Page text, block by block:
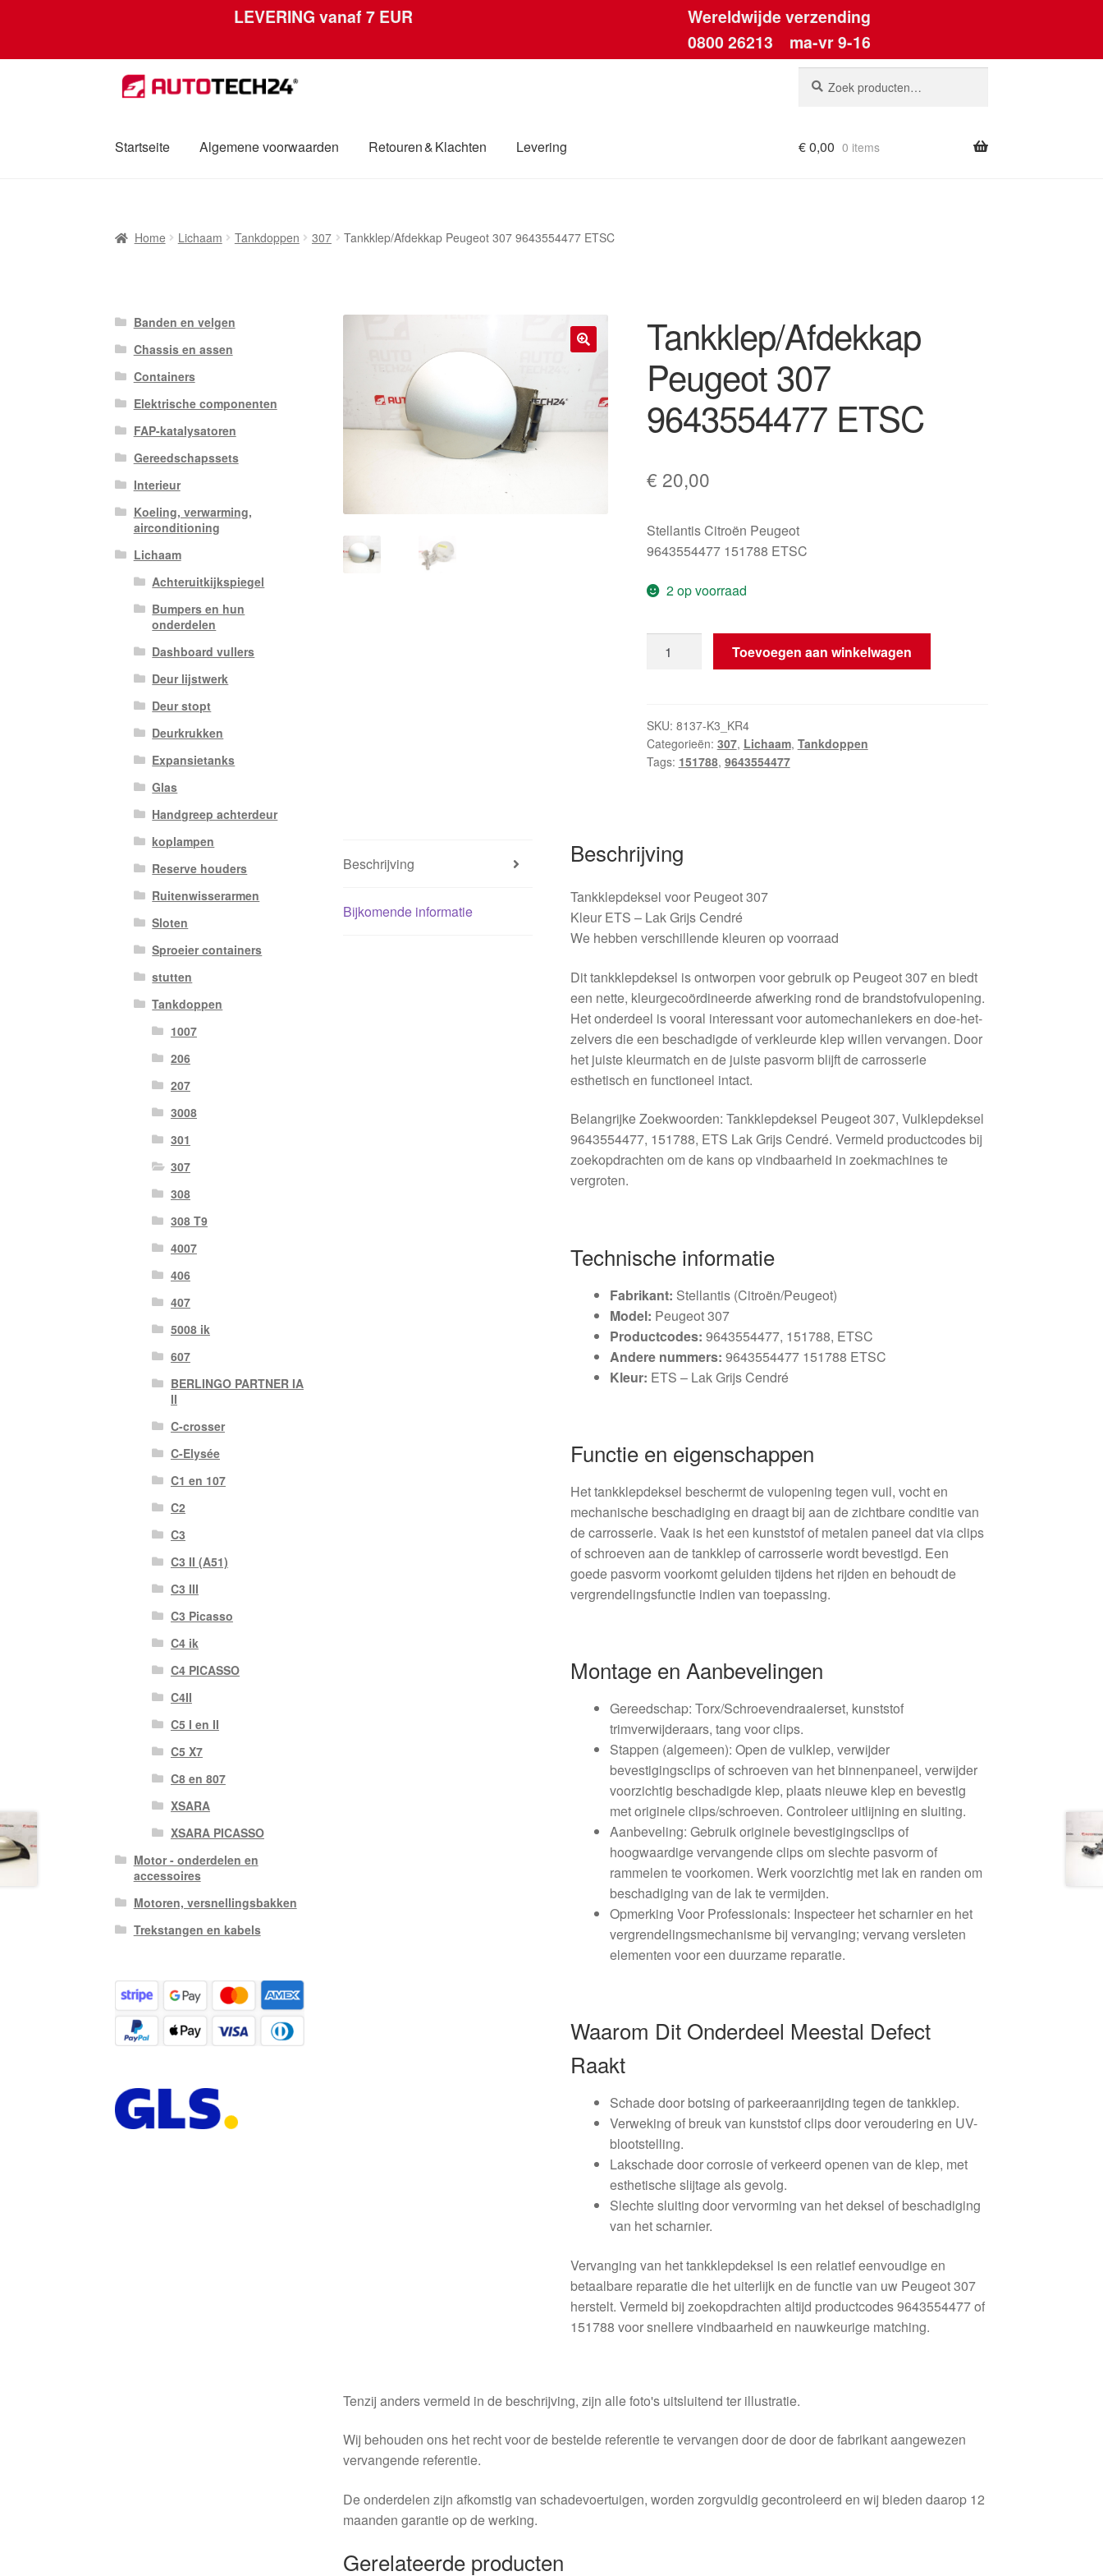
LEVERING vanaf 7 EUR
Wereldwijde verzending
0800 26213 ma-vr 9-16
Skip
to
Skip
to
naar:
Startseite Algemene voorwaarden Retouren & Klachten Levering
Mijn accountOver onsPrivacybeleidWereldwijde verzendingWinkelwagen
€0,00 0 items
Home Lichaam Tankdoppen 307 Tankklep/Afdekkap Peugeot 307 9643554477 ETSC
Tankklep/Afdekkap
Peugeot 307
9643554477 ETSC
€ 20,00
Stellantis Citroën Peugeot
9643554477 151788 ETSC
2 op voorraad
Tankklep/Afdekkap
Peugeot
ETSC
aantal
Toevoegen aan winkelwagen
SKU: 8137-K3_KR4
Categorieën: 307, Lichaam, Tankdoppen
Tags: 151788, 9643554477
Beschrijving
Bijkomende informatie
Beschrijving
Tankklepdeksel voor Peugeot 307
Kleur ETS – Lak Grijs Cendré
We hebben verschillende kleuren op voorraad
Dit tankklepdeksel is ontworpen voor gebruik op Peugeot 307 en biedt
een nette, kleurgecoördineerde afwerking rond de brandstofvulopening.
Het onderdeel is vooral interessant voor automechaniekers en doe-het-
zelvers die een beschadigde of verkleurde klep willen vervangen. Door
het juiste kleurmatch en de juiste pasvorm blijft de carrosserie
esthetisch en functioneel intact.
Belangrijke Zoekwoorden: Tankklepdeksel Peugeot 307, Vulklepdeksel
9643554477, 151788, ETS Lak Grijs Cendré. Vermeld productcodes bij
zoekopdrachten om de kans op vindbaarheid in zoekmachines te
vergroten.
Technische informatie
Fabrikant: Stellantis (Citroën/Peugeot)
Model: Peugeot 307
Productcodes: 9643554477, 151788, ETSC
Andere nummers: 9643554477 151788 ETSC
Kleur: ETS – Lak Grijs Cendré
Functie en eigenschappen
Het tankklepdeksel beschermt de vulopening tegen vuil, vocht en
mechanische beschadiging en draagt bij aan de zichtbare conditie van
de carrosserie. Vaak is het een kunststof of metalen paneel dat via clips
of schroeven aan de tankklep of carrosserie wordt bevestigd. Een
goede pasvorm voorkomt geluiden tijdens het rijden en behoudt de
vergrendelingsfunctie indien van toepassing.
Montage en Aanbevelingen
Gereedschap: Torx/Schroevendraaierset, kunststof
trimverwijderaars, tang voor clips.
Stappen (algemeen): Open de vulklep, verwijder
bevestigingsclips of schroeven van het binnenpaneel, verwijder
voorzichtig beschadigde klep, plaats nieuwe klep en bevestig
met originele clips/schroeven. Controleer uitlijning en sluiting.
Aanbeveling: Gebruik originele bevestigingsclips of
hoogwaardige vervangende clips om slechte pasvorm of
rammelen te voorkomen. Werk voorzichtig met lak en randen om
beschadiging van de lak te vermijden.
Opmerking Voor Professionals: Inspecteer het scharnier en het
vergrendelingsmechanisme bij vervanging; vervang versleten
elementen voor een duurzame reparatie.
Waarom Dit Onderdeel Meestal Defect
Raakt
Schade door botsing of parkeeraanrijding tegen de tankklep.
Verweking of breuk van kunststof clips door veroudering en UV-
blootstelling.
Lakschade door corrosie of verkeerd openen van de klep, met
esthetische slijtage als gevolg.
Slechte sluiting door vervorming van het deksel of beschadiging
van het scharnier.
Vervanging van het tankklepdeksel is een relatief eenvoudige en
betaalbare reparatie die het uiterlijk en de functie van uw Peugeot 307
herstelt. Vermeld bij zoekopdrachten altijd productcodes 9643554477 of
151788 voor snellere vindbaarheid en nauwkeurige matching.
Tenzij anders vermeld in de beschrijving, zijn alle foto's uitsluitend ter illustratie.
Wij behouden ons het recht voor de bestelde referentie te vervangen door de door de fabrikant aangewezen
vervangende referentie.
De onderdelen zijn afkomstig van schadevoertuigen, worden zorgvuldig gecontroleerd en wij bieden daarop 12
maanden garantie op de werking.
Gerelateerde producten
Banden en velgen
Chassis en assen
Containers
Elektrische componenten
FAP-katalysatoren
Gereedschapssets
Interieur
Koeling, verwarming,
airconditioning
Lichaam
Achteruitkijkspiegel
Bumpers en hun
onderdelen
Dashboard vullers
Deur lijstwerk
Deur stopt
Deurkrukken
Expansietanks
Glas
Handgreep achterdeur
koplampen
Reserve houders
Ruitenwisserarmen
Sloten
Sproeier containers
stutten
Tankdoppen
1007
206
207
3008
301
307
308
308 T9
4007
406
407
5008 ik
607
BERLINGO PARTNER IA
II
C-crosser
C-Elysée
C1 en 107
C2
C3
C3 II (A51)
C3 III
C3 Picasso
C4 ik
C4 PICASSO
C4II
C5 I en II
C5 X7
C8 en 807
XSARA
XSARA PICASSO
Motor - onderdelen en
accessoires
Motoren, versnellingsbakken
Trekstangen en kabels